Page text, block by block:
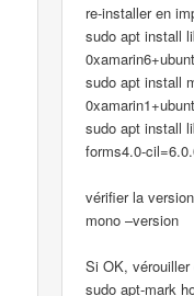
re-installer en
sudo apt install
sudo apt install
sudo apt install
forms4.0-
vérifier la
mono –version
Si OK,
sudo apt-mark